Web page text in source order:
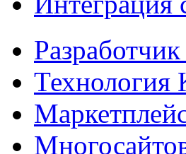
Технология